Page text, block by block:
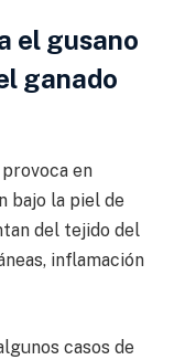
el gusano
ganado
provoca en
bajo la piel de
del tejido del
inflamación
casos de